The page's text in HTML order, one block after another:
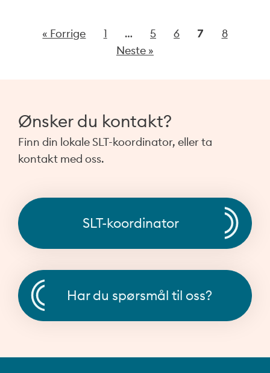
« Forrige 1 … 5 6 7
8
Neste »
Ønsker du kontakt?
Finn din lokale SLT-koordinator, eller ta
kontakt med oss.
SLT-koordinator
Har du spørsmål til oss?